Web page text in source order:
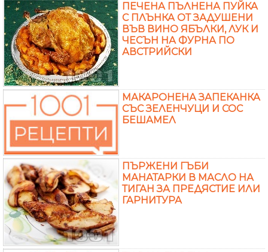
ПЕЧЕНА ПЪЛНЕНА ПУЙКА
С ПЛЪНКА ОТ ЗАДУШЕНИ
ВЪВ ВИНО ЯБЪЛКИ, ЛУК И
ЧЕСЪН НА ФУРНА ПО
АВСТРИЙСКИ
МАКАРОНЕНА ЗАПЕКАНКА
СЪС ЗЕЛЕНЧУЦИ И СОС
БЕШАМЕЛ
ПЪРЖЕНИ ГЪБИ
МАНАТАРКИ В МАСЛО НА
ТИГАН ЗА ПРЕДЯСТИЕ ИЛИ
ГАРНИТУРА